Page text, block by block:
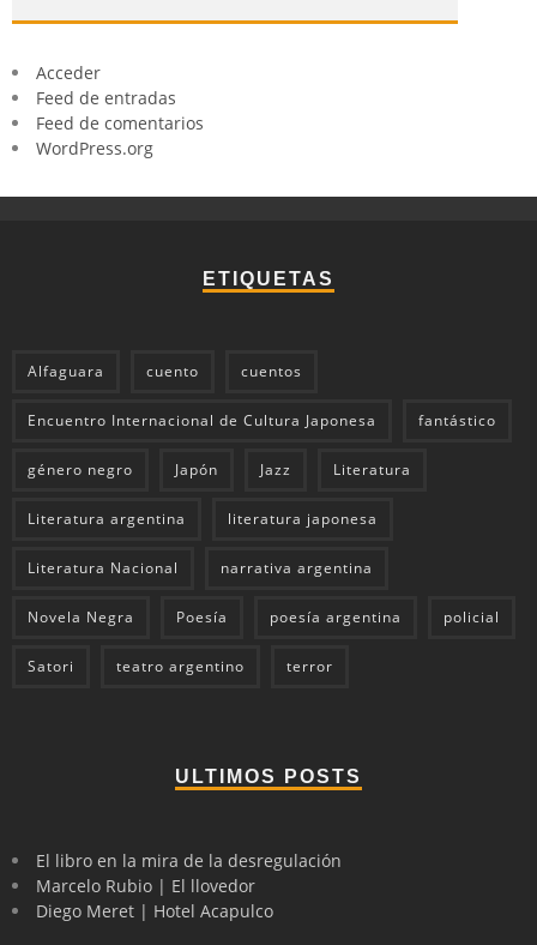
Acceder
Feed de entradas
Feed de comentarios
WordPress.org
ETIQUETAS
Alfaguara cuento cuentos
Encuentro Internacional de Cultura Japonesa fantástico
género negro Japón Jazz Literatura
Literatura argentina literatura japonesa
Literatura Nacional narrativa argentina
Novela Negra Poesía poesía argentina policial
Satori teatro argentino terror
ULTIMOS POSTS
El libro en la mira de la desregulación
Marcelo Rubio | El llovedor
Diego Meret | Hotel Acapulco